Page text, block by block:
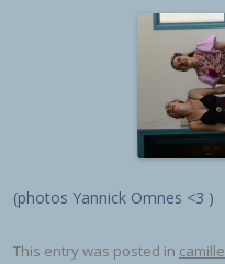
(photos Yannick Omnes <3 )
This entry was posted in camille